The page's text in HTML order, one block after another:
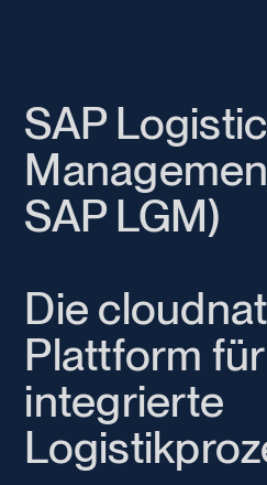
SAP
SAP LGM)
Die
Plattform für
integrierte